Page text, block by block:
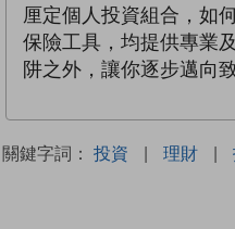
厘定個人投資組合，如
保險工具，均提供專業
阱之外，讓你逐步邁向
關鍵字詞： 投資 | 理財 |